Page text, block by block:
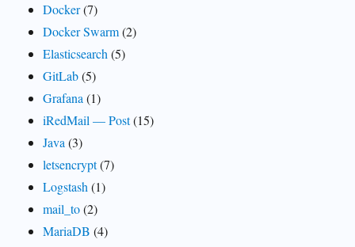
Docker(7)
Docker Swarm(2)
Elasticsearch (5)
GitLab(5)
Grafana (1)
iRedMail — Post(15)
Java (3)
letsencrypt(7)
Logstash (1)
mail_to(2)
MariaDB (4)